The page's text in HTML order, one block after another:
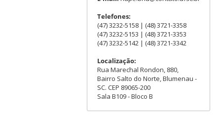
Telefones:
(47) 3232-5158 | (48) 3721-3358
(47) 3232-5153 | (48) 3721-3353
(47) 3232-5142 | (48) 3721-3342
Localização:
Rua Marechal Rondon, 880,
Bairro Salto do Norte, Blumenau -
SC. CEP 89065-200
Sala B109 - Bloco B